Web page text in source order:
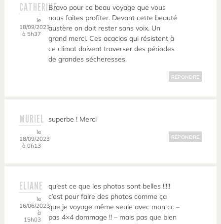
CATHERINE
le
18/09/2023
à 5h37
Bravo pour ce beau voyage que vous
nous faites profiter. Devant cette beauté
austère on doit rester sans voix. Un
grand merci. Ces acacias qui résistent à
ce climat doivent traverser des périodes
de grandes sécheresses.
RÉPONDRE
MURIEL
le
18/09/2023
à 0h13
superbe ! Merci
RÉPONDRE
ELIANE
le
16/06/2023
à
15h03
qu’est ce que les photos sont belles !!!!!
c’est pour faire des photos comme ça
que je voyage même seule avec mon cc –
pas 4×4 dommage !! – mais pas que bien